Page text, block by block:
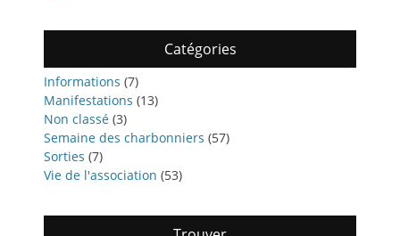
Catégories
Informations (7)
Manifestations (13)
Non classé (3)
Semaine des charbonniers (57)
Sorties (7)
Vie de l'association (53)